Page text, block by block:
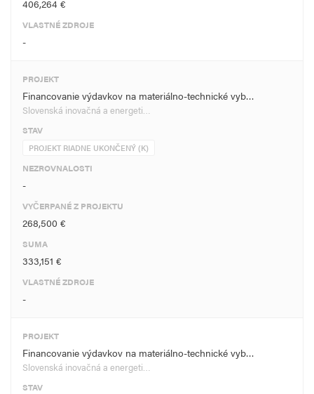
406,264 €
VLASTNÉ ZDROJE
-
PROJEKT
Financovanie výdavkov na materiálno-technické vyb…
Slovenská inovačná a energeti…
STAV
PROJEKT RIADNE UKONČENÝ (K)
NEZROVNALOSTI
-
VYČERPANÉ Z PROJEKTU
268,500 €
SUMA
333,151 €
VLASTNÉ ZDROJE
-
PROJEKT
Financovanie výdavkov na materiálno-technické vyb…
Slovenská inovačná a energeti…
STAV